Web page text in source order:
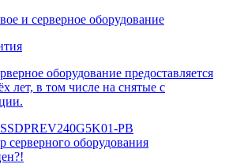
оборудование предоставляется
лет, в том числе на снятые с
PB
серверного оборудования